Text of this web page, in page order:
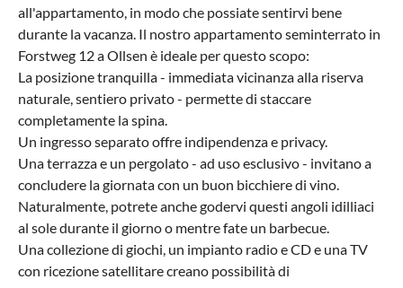
all'appartamento, in modo che possiate sentirvi bene
durante la vacanza. Il nostro appartamento seminterrato in
Forstweg 12 a Ollsen è ideale per questo scopo:
La posizione tranquilla - immediata vicinanza alla riserva
naturale, sentiero privato - permette di staccare
completamente la spina.
Un ingresso separato offre indipendenza e privacy.
Una terrazza e un pergolato - ad uso esclusivo - invitano a
concludere la giornata con un buon bicchiere di vino.
Naturalmente, potrete anche godervi questi angoli idilliaci
al sole durante il giorno o mentre fate un barbecue.
Una collezione di giochi, un impianto radio e CD e una TV
con ricezione satellitare creano possibilità di